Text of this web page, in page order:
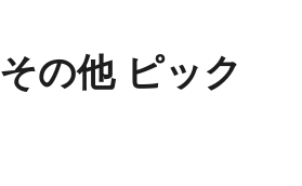
その他 ピック